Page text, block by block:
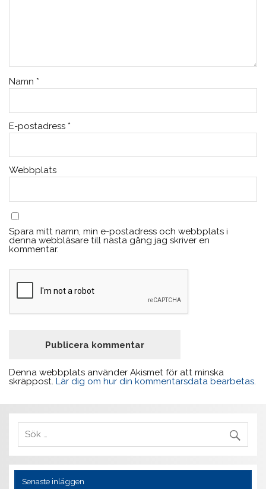
Namn *
E-postadress *
Webbplats
Spara mitt namn, min e-postadress och webbplats i
denna webbläsare till nästa gång jag skriver en
kommentar.
Denna webbplats använder Akismet för att minska
skräppost.Lär dig om hur din kommentarsdata bearbetas.
Senaste inläggen